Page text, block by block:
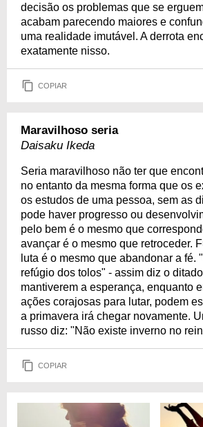
decisão os problemas que se
acabam parecendo maiores e
uma realidade imutável. A derrota
exatamente nisso.
COPIAR
Maravilhoso seria
Daisaku Ikeda
Seria maravilhoso não ter que
no entanto da mesma forma que os
os estudos de uma pessoa, sem as
pode haver progresso ou
pelo bem é o mesmo que
avançar é o mesmo que retroceder.
luta é o mesmo que abandonar a fé.
refúgio dos tolos" - assim diz o
mantiverem a esperança, enquanto
ações corajosas para lutar, podem
a primavera irá chegar novamente.
russo diz: "Não existe inverno no
COPIAR